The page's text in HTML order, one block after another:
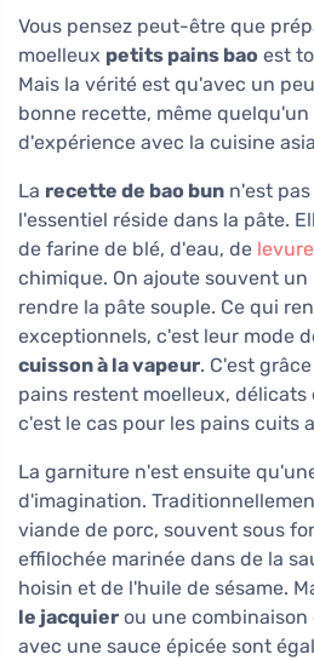
Vous pensez peut-être que
moelleux petits pains bao est
Mais la vérité est qu'avec un
bonne recette, même
d'expérience avec la cuisine
La recette de bao bun n'est
l'essentiel réside dans la pâte.
de farine de blé, d'eau, de levure
chimique. On ajoute souvent
rendre la pâte souple. Ce qui
exceptionnels, c'est leur mode
cuisson à la vapeur. C'est
pains restent moelleux, délicats
c'est le cas pour les pains cuits
La garniture n'est ensuite
d'imagination.
viande de porc, souvent sous
effilochée marinée dans de la
hoisin et de l'huile de sésame.
le jacquier ou une
avec une sauce épicée sont